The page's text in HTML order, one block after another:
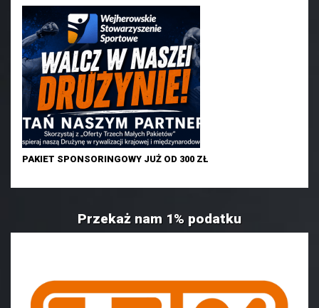
PAKIET SPONSORINGOWY JUŻ OD 300 ZŁ
Przekaż nam 1% podatku